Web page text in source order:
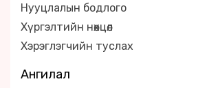
Нууцлалын бодлого
Хүргэлтийн нөхцөл
Хэрэглэгчийн туслах
Ангилал